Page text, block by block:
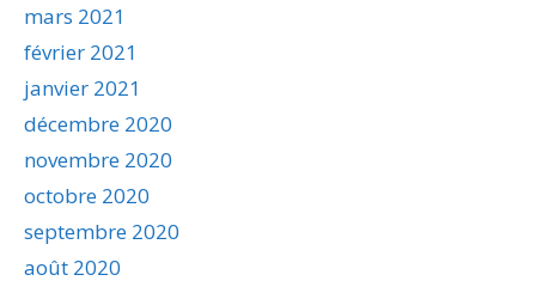
mars 2021
février 2021
janvier 2021
décembre 2020
novembre 2020
octobre 2020
septembre 2020
août 2020